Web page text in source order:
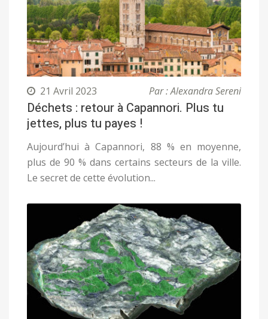
21 Avril 2023 Par : Alexandra Sereni
Déchets : retour à Capannori. Plus tu
jettes, plus tu payes !
Aujourd’hui à Capannori, 88 % en moyenne,
plus de 90 % dans certains secteurs de la ville.
Le secret de cette évolution...